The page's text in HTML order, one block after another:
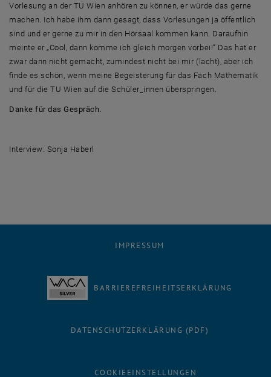
Vorlesung an der TU Wien anhören zu können, er würde das gerne
machen. Ich habe ihm dann gesagt, dass Vorlesungen ja öffentlich
sind und er gerne zu mir in den Hörsaal kommen kann. Daraufhin
meinte er „Cool, dann komme ich gleich morgen vorbei!“ Das hat er
zwar dann nicht gemacht, zumindest nicht bei mir (lacht), aber ich
finde es schön, wenn meine Begeisterung für das Fach Mathematik
und für die TU Wien auf die Schüler_innen überspringen.
Danke für das Gespräch.
Interview: Sonja Haberl
IMPRESSUM
BARRIEREFREIHEITSERKLÄRUNG
DATENSCHUTZERKLÄRUNG (PDF)
COOKIEEINSTELLUNGEN